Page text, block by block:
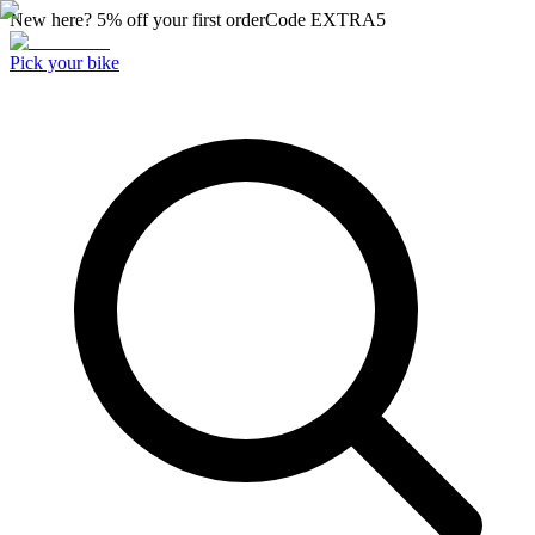
New here? 5% off your first orderCode EXTRA5
Pick your bike